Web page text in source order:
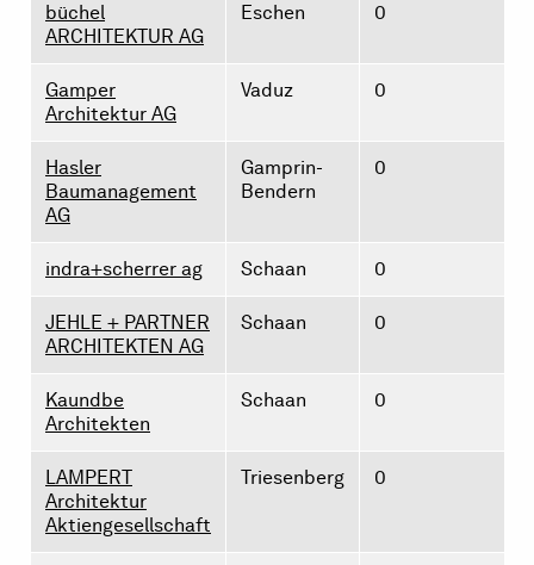
büchel
ARCHITEKTUR AG
Eschen 0
Gamper
Architektur AG
Vaduz 0
Hasler
Baumanagement
AG
Gamprin-
Bendern
0
indra+scherrer ag Schaan 0
JEHLE + PARTNER
ARCHITEKTEN AG
Schaan 0
Kaundbe
Architekten
Schaan 0
LAMPERT
Architektur
Aktiengesellschaft
Triesenberg 0